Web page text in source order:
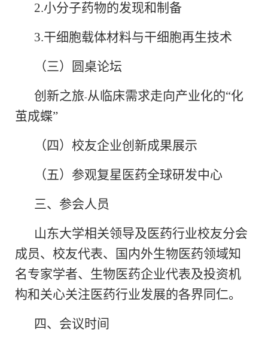
2.小分子药物的发现和制备
3.干细胞载体材料与干细胞再生技术
（三）圆桌论坛
创新之旅-从临床需求走向产业化的“化
茧成蝶”
（四）校友企业创新成果展示
（五）参观复星医药全球研发中心
三、参会人员
山东大学相关领导及医药行业校友分会
成员、校友代表、国内外生物医药领域知
名专家学者、生物医药企业代表及投资机
构和关心关注医药行业发展的各界同仁。
四、会议时间